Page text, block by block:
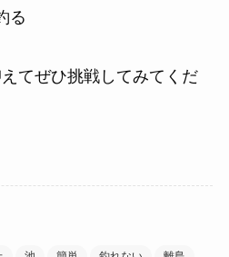
る
てぜひ挑戦してみてくだ